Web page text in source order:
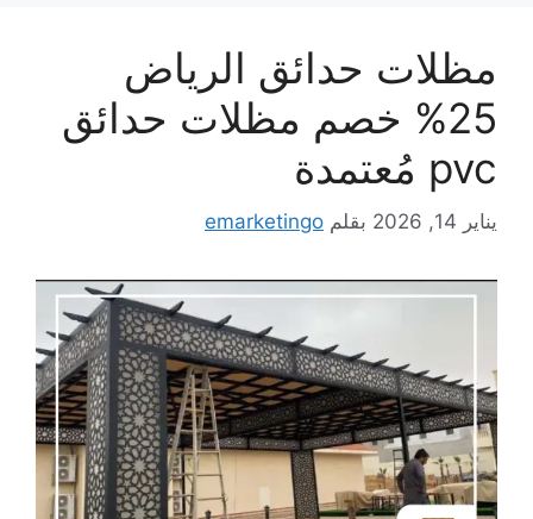
مظلات حدائق الرياض
25% خصم مظلات حدائق
pvc مُعتمدة
يناير 14, 2026 بقلم emarketingo